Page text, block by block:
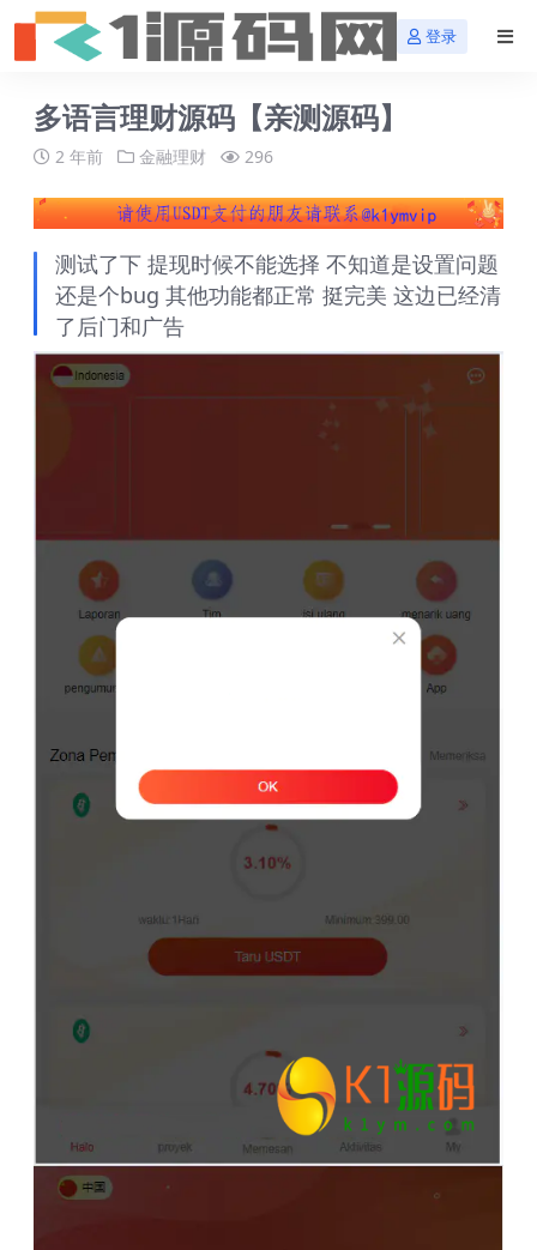
登录
多语言理财源码【亲测源码】
2 年前 金融理财 296
测试了下 提现时候不能选择 不知道是设置问题
还是个bug 其他功能都正常 挺完美 这边已经清
了后门和广告